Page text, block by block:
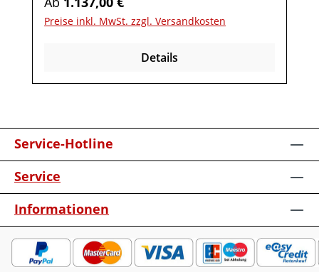
Repeater mit
AufstellerKabelausfräsungUnterboden-
vormontiert (Restmontage kann
enthalten. Abbildung kann abweichen.
Preise inkl. MwSt. zzgl. Versandkosten
Details
Service-Hotline
Service
Informationen